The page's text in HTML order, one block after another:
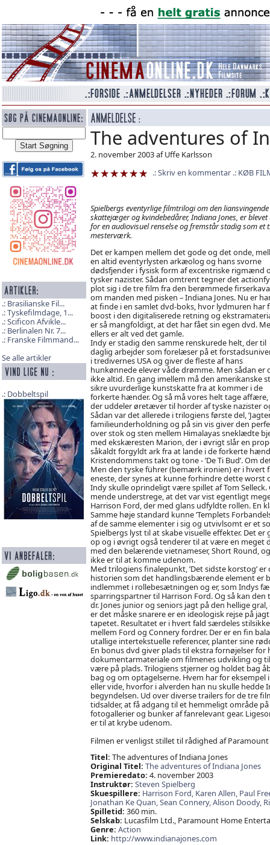
Brasilianske Fil...
Tyskefilmdage, 1...
Scificon Afvikle...
Berlinalen Nr. 7...
Franske Filmmand...
Se alle artikler
Dobbeltspil
The adventures of
2. november 2003 af Uffe Karlsson
Skriv en kommentar
KØB
Spielbergs eventyrlige filmtrilogi om den liansvingende
skattejæger og kvindebedårer, Indiana Jones, er blevet
for en audiovisuel renselse og fremstår stadig som et
mesterværk.
Det er kampen mellem det gode og det onde,
en altid eventyrlysten arkæolog og hans svorne
dødsfjender i fysisk form af excentriske rigmænd
tysker nazister. Sådan omtrent tegner det
plot sig i de tre film fra den berømmede
om manden med pisken – Indiana Jones. Nu er
at finde i en samlet dvd-boks, hvor lydmuren har
boost i den digitaliserede retning og
er så mangfoldigt, at det har fået sin egen dvd.
ellers er alt ved det gamle.
Indy er stadig den samme renskurede helt, der til
daglig arbejder som forelæser på et
i tredivernes USA og giver de fleste af hans
hunkønnede elever våde drømme. Men sådan er
ikke altid. En gang imellem må den amerikanske
sikre uvurderlige kunstskatte fra at kommer i de
forkerte hænder. Og så må vores helt tage
der uddeler øretæver til horder af tyske nazister
Sådan var det allerede i trilogiens første del,
familieunderholdning og på sin vis giver den
over stok og sten mellem Himalayas sneklædte
med ekskæresten Marion, der i øvrigt slår en
såkaldt forgyldt ark fra at lande i de forkerte
Kristendommens takt og tone - ’De Ti Bud’.
Men den tyske führer (bemærk ironien) er i
eneste, der synes at kunne forhindre dette worst
Indy skulle oprindeligt være spillet af Tom
mende understrege, at det var vist egentligt
Harrison Ford, der med glans udfyldte rollen. En
Samme høje standard kunne ’Templets
af de samme elementer i sig og utvivlsomt er et
Spielbergs lyst til at skabe visuelle effekter. Det
op og i øvrigt også tenderer til at være en meget
med den belærende vietnameser, Short Round,
ikke er til at komme udenom.
Med trilogiens finalepunkt, ’Det sidste korstog’
historien som det handlingsbærende element er
indlemmet i rollebesætningen og er, som Indys
sparringspartner til Harrison Ford. Og så kan
dr. Jones junior og seniors jagt på den hellige
er det måske snarere er en ideologisk rejse på
tapetet. Resultatet er i hvert fald særdeles
mellem Ford og Connery fordrer. Der er en fin
utallige intertekstuelle referencer, planter sine
En bonus dvd giver plads til ekstra fornøjelser
dokumentarmateriale om filmenes udvikling og
være på plads. Trilogiens stjerner og holdet bag
bag og om optagelserne. Hvem har for
eller vide, hvorfor i alverden han nu skulle
begyndelsen. Ud over diverse trailers for de tre
tidsalder, at få adgang til et hemmeligt område
fotogallerier og bunker af fanrelevant gear.
er til at krybe udenom.
Filmen er venligst stillet til rådighed af
Titel: The adventures of Indiana Jones
Original Titel: The adventures of Indiana Jones
Premieredato: 4. november 2003
Instruktør: Steven Spielberg
Skuespillere: Harrison Ford, Karen Allen, Paul
Jonathan Ke Quan,Sean Connery,Alison Doody,
Spilletid: 360 min.
Selskab: Lucasfilm Ltd., Paramount Home
Genre: Action
Link: http://www.indianajones.com